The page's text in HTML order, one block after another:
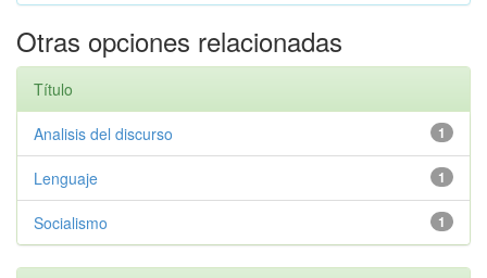
Otras opciones relacionadas
Título
1
Analisis del discurso
1
Lenguaje
1
Socialismo